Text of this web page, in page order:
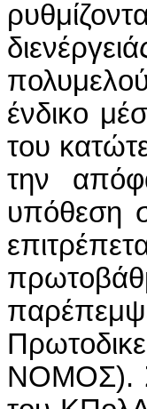
ένδικο
του
την
υπόθεση
ΝΟΜΟΣ).